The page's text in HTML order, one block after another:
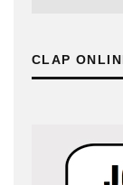
CLAP